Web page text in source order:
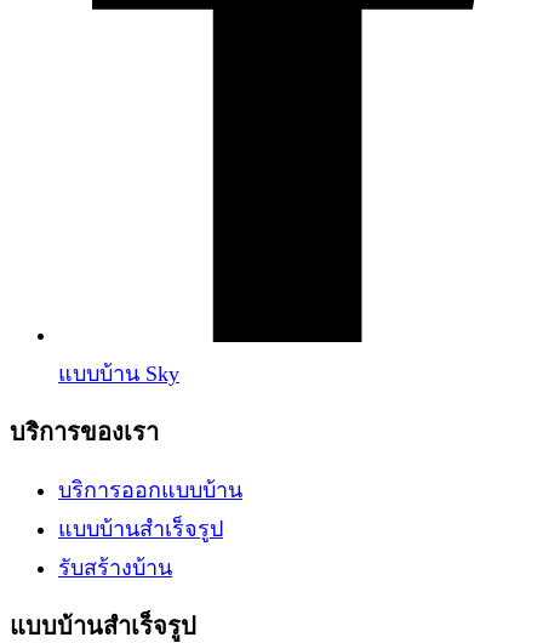
แบบบ้าน Sky
บริการของเรา
บริการออกแบบบ้าน
แบบบ้านสำเร็จรูป
รับสร้างบ้าน
แบบบ้านสำเร็จรูป